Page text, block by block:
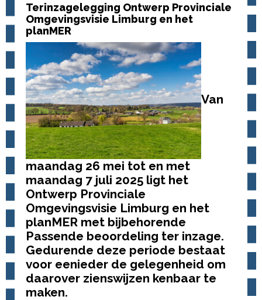
Terinzagelegging Ontwerp Provinciale
Omgevingsvisie Limburg en het
planMER
Van
maandag 26 mei tot en met
maandag 7 juli 2025 ligt het
Ontwerp Provinciale
Omgevingsvisie Limburg en het
planMER met bijbehorende
Passende beoordeling ter inzage.
Gedurende deze periode bestaat
voor eenieder de gelegenheid om
daarover zienswijzen kenbaar te
maken.